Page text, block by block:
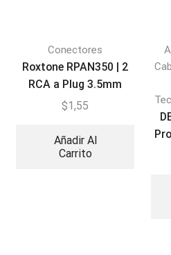
Conectores
Roxtone RPAN350 | 2
RCA a Plug 3.5mm
$1,55
Añadir Al
Carrito